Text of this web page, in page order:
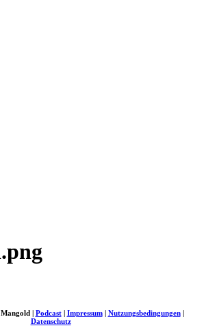
| Podcast| Impressum| Nutzungsbedingungen|
Datenschutz